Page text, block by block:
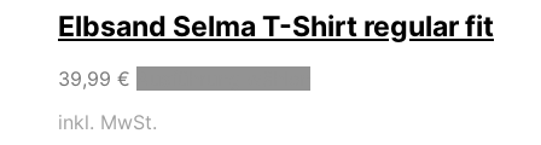
Elbsand Selma T-Shirt regular fit
39,99 €
inkl. MwSt.